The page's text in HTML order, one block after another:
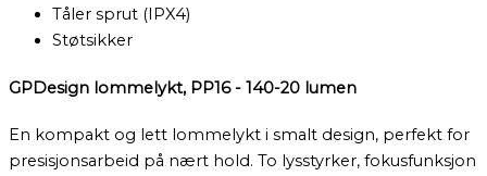
Tåler sprut (IPX4)
Støtsikker
GPDesign lommelykt, PP16 - 140-20 lumen
En kompakt og lett lommelykt i smalt design, perfekt for
presisjonsarbeid på nært hold. To lysstyrker, fokusfunksjon